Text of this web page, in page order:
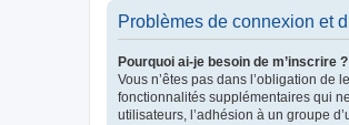
Problèmes de connexion et
Pourquoi ai-je besoin de m’inscrire ?
Vous n’êtes pas dans l’obligation
fonctionnalités supplémentaires qui
utilisateurs, l’adhésion à un groupe